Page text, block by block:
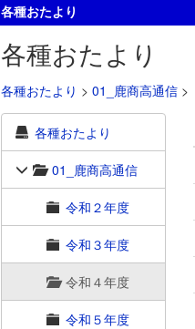
各種おたより
各種おたより
各種おたより > 01_鹿商高通信>
各種おたより
01_鹿商高通信
令和２年度
令和３年度
令和４年度
令和５年度